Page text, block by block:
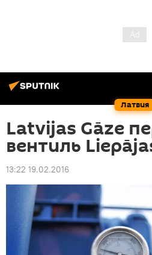
Латвия
Latvijas Gāze
вентиль
13:22 19.02.2016